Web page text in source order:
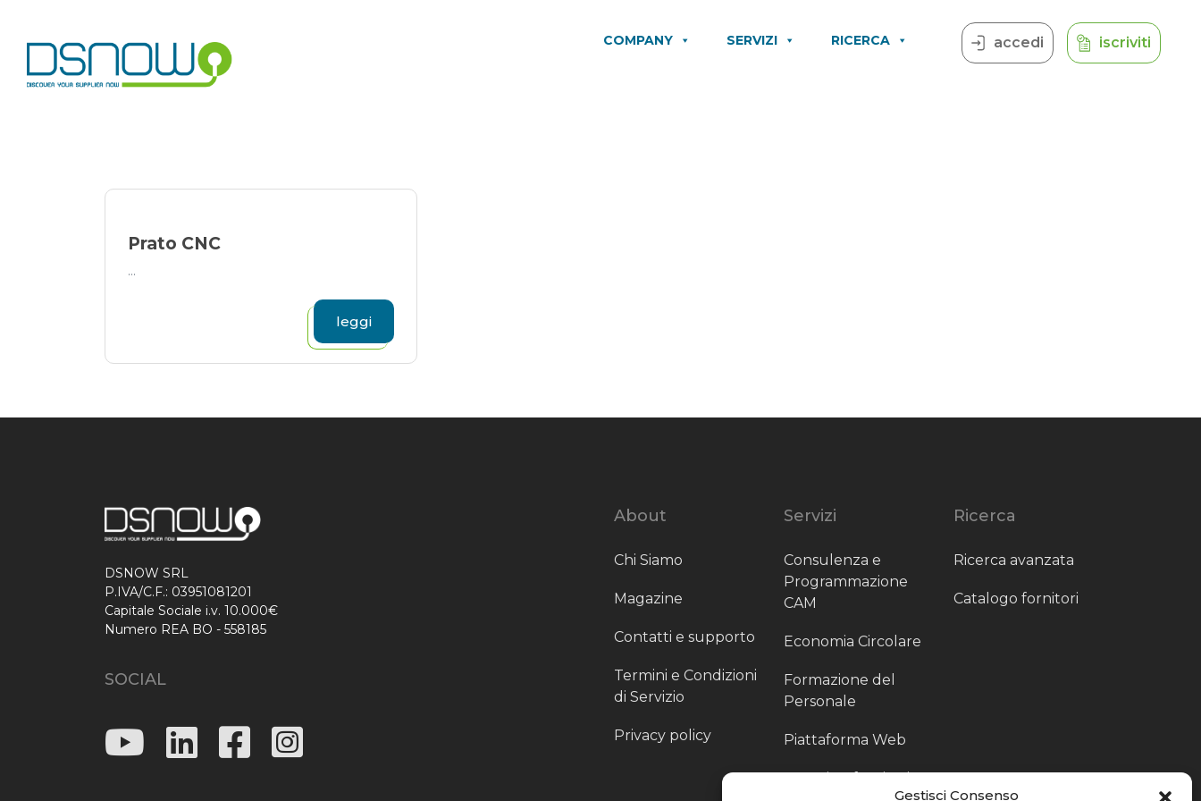
Gestisci Consenso
content
COMPANY SERVIZI RICERCA accedi iscriviti
Prato CNC
...
leggi
DSNOW SRL
P.IVA/C.F.: 03951081201
Capitale Sociale i.v. 10.000€
Numero REA BO - 558185
SOCIAL
About
Chi Siamo
Magazine
Contatti e supporto
Termini e Condizioni
di Servizio
Privacy policy
Servizi
Consulenza e
Programmazione
CAM
Economia Circolare
Formazione del
Personale
Piattaforma Web
Scouting fornitori
Ricerca
Ricerca avanzata
Catalogo fornitori